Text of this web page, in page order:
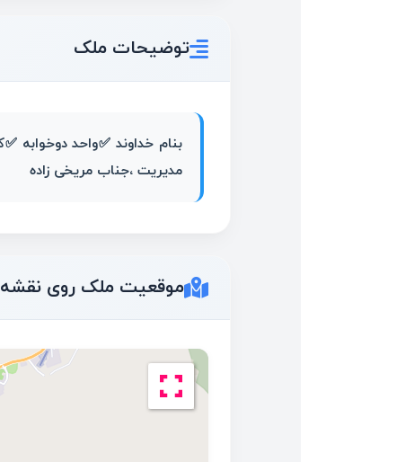
توضیحات ملک
مدیریت ،جناب مریخی زاده
موقعیت ملک روی نقشه